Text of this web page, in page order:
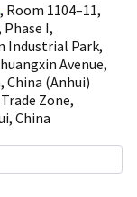
, Room 1104–11,
I,
Industrial Park,
Avenue,
China (Anhui)
Zone,
China